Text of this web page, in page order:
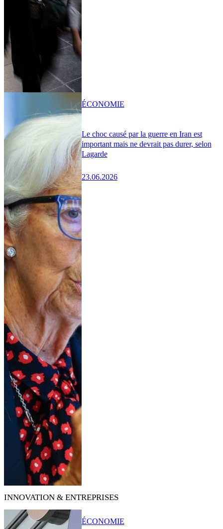
Le choc causé par la guerre en Iran est
important mais ne devrait pas durer, selon
Lagarde
23.06.2026
ÉCONOMIE
INNOVATION & ENTREPRISES
ÉCONOMIE